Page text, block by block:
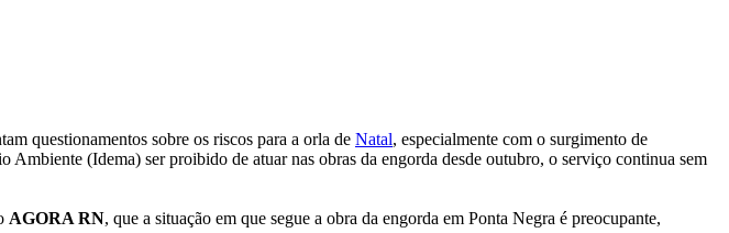
questionamentos sobre os riscos para a orla de Natal, especialmente com o surgimento de
(Idema) ser proibido de atuar nas obras da engorda desde outubro, o serviço continua sem
AGORA RN, que a situação em que segue a obra da engorda em Ponta Negra é preocupante,